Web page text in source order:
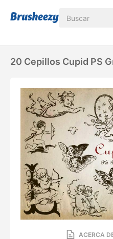
20 Cepillos Cupid PS
ACERCA